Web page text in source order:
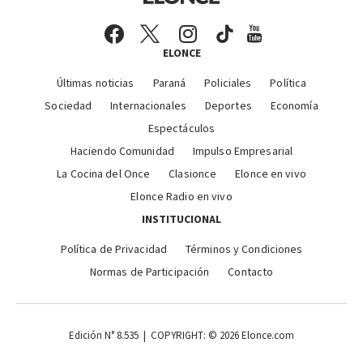
ELONCE
Últimas noticias Paraná Policiales
Política
Sociedad
Internacionales Deportes
Economía
Espectáculos
Haciendo Comunidad
Impulso Empresarial
La Cocina del Once
Clasionce
Elonce en vivo
Elonce Radio en vivo
INSTITUCIONAL
Política de Privacidad
Términos y Condiciones
Normas de Participación
Contacto
Edición N° 8.535 | COPYRIGHT: © 2026 Elonce.com